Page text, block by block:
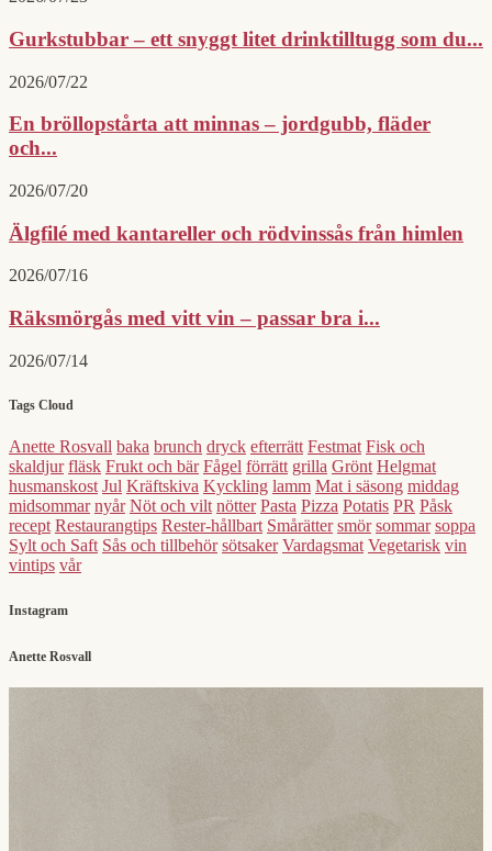
Gurkstubbar – ett snyggt litet drinktilltugg som du...
2026/07/22
En bröllopstårta att minnas – jordgubb, fläder
och...
2026/07/20
Älgfilé med kantareller och rödvinssås från himlen
2026/07/16
Räksmörgås med vitt vin – passar bra i...
2026/07/14
Tags Cloud
Anette Rosvall baka brunch dryck efterrätt Festmat Fisk och
skaldjur fläsk Frukt och bär Fågel förrätt grilla Grönt Helgmat
husmanskost Jul Kräftskiva Kyckling lamm Mat i säsong middag
midsommar nyår Nöt och vilt nötter Pasta Pizza Potatis PR Påsk
recept Restaurangtips Rester-hållbart Smårätter smör sommar soppa
Sylt och Saft Sås och tillbehör sötsaker Vardagsmat Vegetarisk vin
vintips vår
Instagram
Anette Rosvall